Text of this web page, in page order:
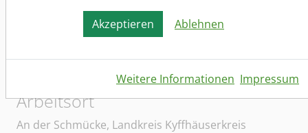
unmittelbar angrenzenden Ortschaften kommen.
Dank im Voraus für Ihr Interesse und Ihr Vertrauen.
Arbeitsort
An der Schmücke, Landkreis Kyffhäuserkreis
Akzeptieren Ablehnen
Weitere Informationen Impressum